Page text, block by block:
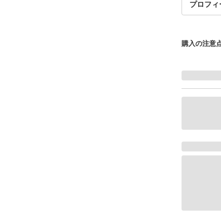
プロフ
購入の注意